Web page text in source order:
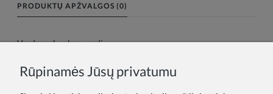
PRODUKTŲ APŽVALGOS (0)
Vardas arba slapyvardis:
Rūpinamės Jūsų privatumu